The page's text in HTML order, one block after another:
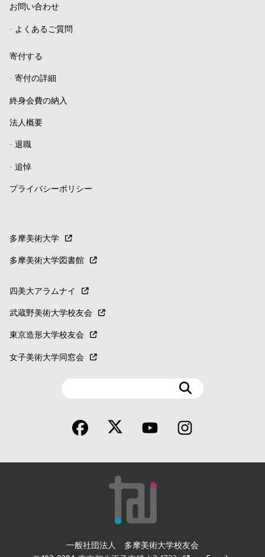
お問い合わせ
- よくあるご質問
寄付する
- 寄付の詳細
終身会費の納入
法人概要
- 退職
- 追悼
プライバシーポリシー
多摩美術大学
多摩美術大学図書館
四美大アラムナイ
武蔵野美術大学校友会
東京造形大学校友会
女子美術大学同窓会
一般社団法人 多摩美術大学校友会